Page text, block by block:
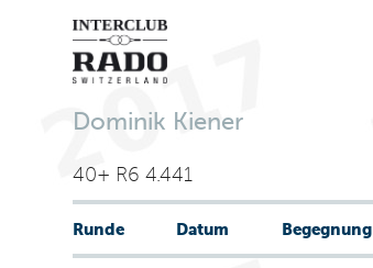
Dominik Kiener
40+ R6 4.441
Runde Datum Begegnung